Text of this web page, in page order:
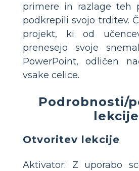
primere in razlage teh
podkrepili svojo trditev.
projekt, ki od
prenesejo svoje
PowerPoint, odličen
vsake celice.
Podrobnosti/
lekcije
Otvoritev lekcije
Aktivator: Z uporabo